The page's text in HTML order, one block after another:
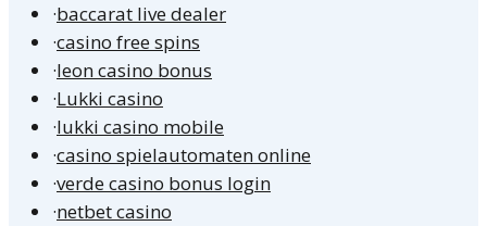
·baccarat live dealer
·casino free spins
·leon casino bonus
·Lukki casino
·lukki casino mobile
·casino spielautomaten online
·verde casino bonus login
·netbet casino